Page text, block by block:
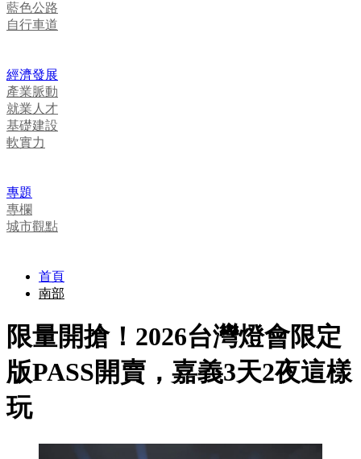
藍色公路
自行車道
經濟發展
產業脈動
就業人才
基礎建設
軟實力
專題
專欄
城市觀點
首頁
南部
限量開搶！2026台灣燈會限定
版PASS開賣，嘉義3天2夜這樣
玩